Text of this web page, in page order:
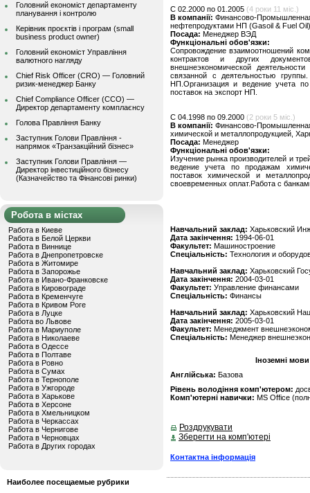
Головний економіст департаменту
планування і контролю
Керівник проєктів і програм (small
business product owner)
Головний економіст Управління
валютного нагляду
Chief Risk Officer (CRO) — Головний
ризик-менеджер Банку
Chief Compliance Officer (CCO) —
Директор департаменту комплаєнсу
Голова Правління Банку
Заступник Голови Правління -
напрямок «Транзакційний бізнес»
Заступник Голови Правління —
Директор інвестиційного бізнесу
(Казначейство та Фінансові ринки)
Робота в містах
Работа в Киеве
Работа в Белой Церкви
Работа в Виннице
Работа в Днепропетровске
Работа в Житомире
Работа в Запорожье
Работа в Ивано-Франковске
Работа в Кировограде
Работа в Кременчуге
Работа в Кривом Роге
Работа в Луцке
Работа во Львове
Работа в Мариуполе
Работа в Николаеве
Работа в Одессе
Работа в Полтаве
Работа в Ровно
Работа в Сумах
Работа в Тернополе
Работа в Ужгороде
Работа в Харькове
Работа в Херсоне
Работа в Хмельницком
Работа в Черкассах
Работа в Чернигове
Работа в Черновцах
Работа в Других городах
Наиболее посещаемые рубрики
C 02.2000 по 01.2005 (4 роки 11 міс.)
В компанії: Финансово-Промышленная
нефтепродуктами НП (Gasoil & Fuel
Посада: Менеджер ВЭД
Функціональні обов'язки:
Сопровождение взаимоотношений
контрактов и других
внешнеэкономической
связанной с деятельностью
НП.Организация и ведение учета
поставок на экспорт НП.
C 04.1998 по 09.2000 (2 роки 5 міс.)
В компанії: Финансово-
химической и металлопродукцией,
Посада: Менеджер
Функціональні обов'язки:
Изучение рынка производителей и
ведение учета по продажам
поставок химической и
своевременных оплат.Работа с
Навчальний заклад: Харьковский
Дата закінчення: 1994-06-01
Факультет: Машиностроение
Спеціальність: Технология и
Навчальний заклад: Харьковский
Дата закінчення: 2004-03-01
Факультет: Управление финансами
Спеціальність: Финансы
Навчальний заклад: Харьковский
Дата закінчення: 2005-03-01
Факультет: Менеджмент
Спеціальність: Менеджер
Іноземні
Англійська: Базова
Рівень володіння комп'ютером:
Комп'ютерні навички: MS Office
Роздрукувати
Зберегти на комп'ютері
Контактна інформація